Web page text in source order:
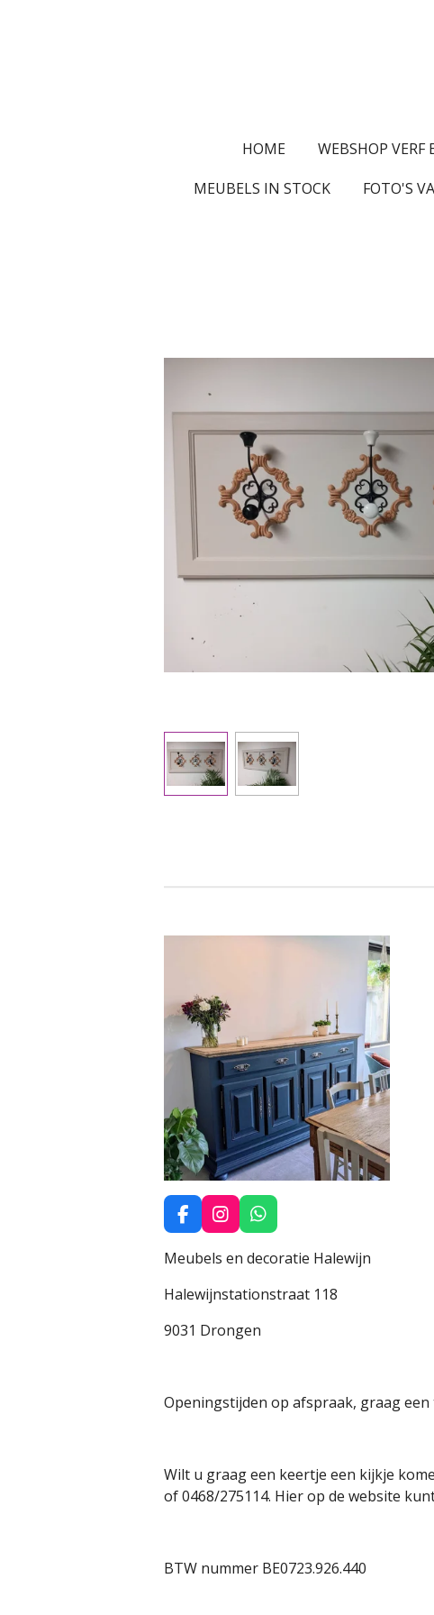
HOME WEBSHOP
MEUBELS IN STOCK
FOTO'S
F
a
c
b
o
k
I
n
s
a
r
a
W
h
a
s
p
p
Meubels en decoratie Halewijn
Halewijnstationstraat 118
9031 Drongen
Openingstijden op afspraak, graag
Wilt u graag een keertje een kijkje
of 0468/275114. Hier op de website
BTW nummer BE0723.926.440